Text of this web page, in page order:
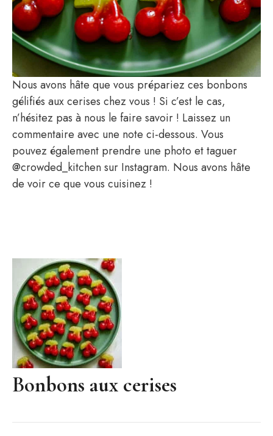
Nous avons hâte que vous prépariez ces bonbons
gélifiés aux cerises chez vous ! Si c’est le cas,
n’hésitez pas à nous le faire savoir ! Laissez un
commentaire avec une note ci-dessous. Vous
pouvez également prendre une photo et taguer
@crowded_kitchen sur Instagram. Nous avons hâte
de voir ce que vous cuisinez !
Bonbons aux cerises